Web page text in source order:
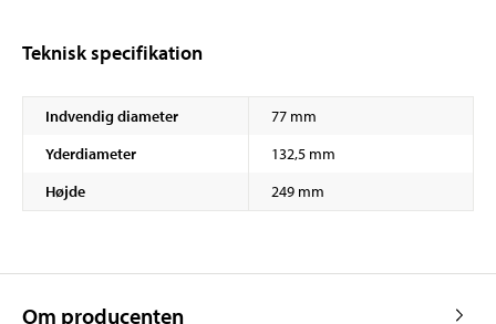
Teknisk specifikation
Indvendig diameter
77 mm
Yderdiameter
132,5 mm
Højde
249 mm
Om producenten